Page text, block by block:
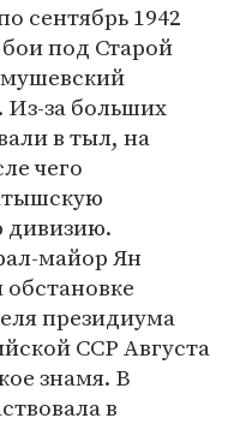
сентябрь 1942
под Старой
за больших
в тыл, на
чего
дивизию.
майор Ян
президиума
ССР Августа
знамя. В
в